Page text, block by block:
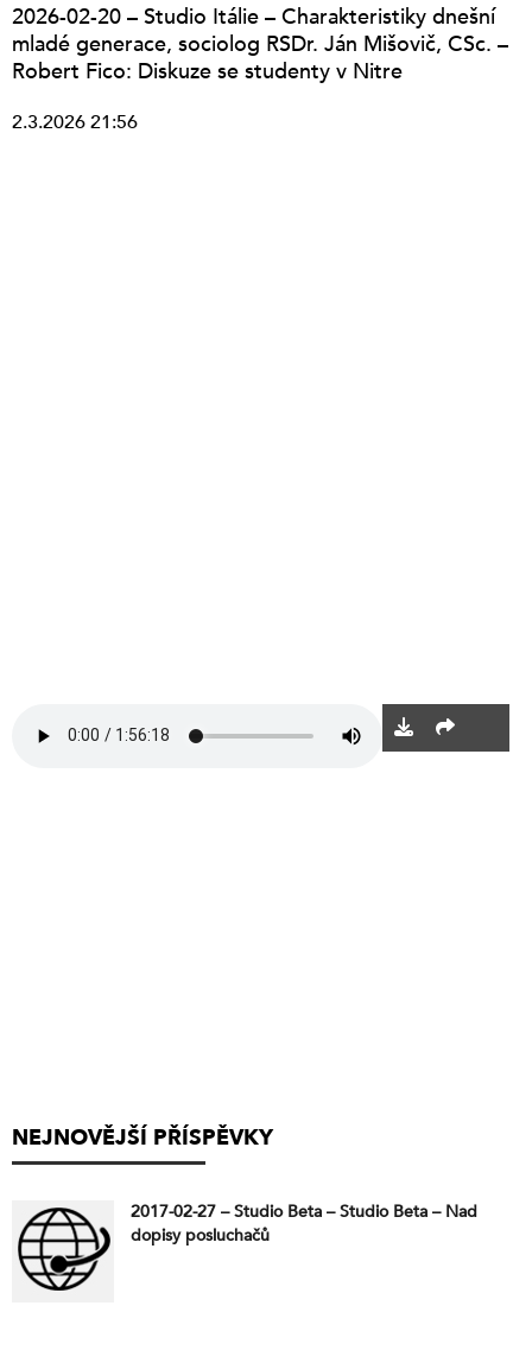
2026-02-20 – Studio Itálie – Charakteristiky dnešní
mladé generace, sociolog RSDr. Ján Mišovič, CSc. –
Robert Fico: Diskuze se studenty v Nitre
2.3.2026 21:56
NEJNOVĚJŠÍ PŘÍSPĚVKY
2017-02-27 – Studio Beta – Studio Beta – Nad
dopisy posluchačů